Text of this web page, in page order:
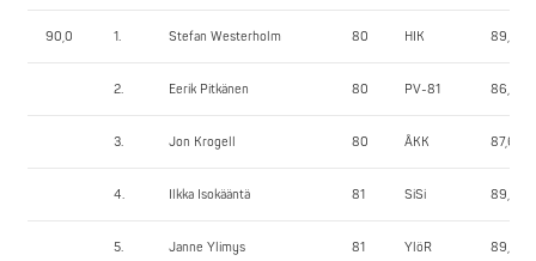
90,0 1. Stefan Westerholm 80 HIK 89,85
2. Eerik Pitkänen 80 PV-81 86,75
3. Jon Krogell 80 ÅKK 87,60
4. Ilkka Isokääntä 81 SiSi 89,00
5. Janne Ylimys 81 YlöR 89,20